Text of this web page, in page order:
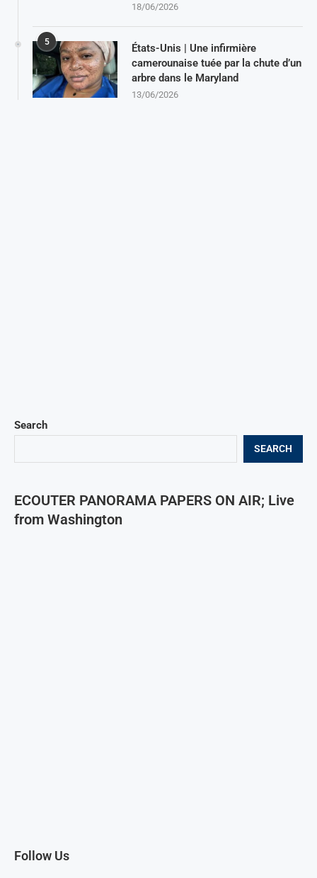
Search
SEARCH
ECOUTER PANORAMA PAPERS ON AIR; Live
from Washington
Follow Us
18/06/2026
5
États-Unis | Une infirmière
camerounaise tuée par la chute d’un
arbre dans le Maryland
13/06/2026